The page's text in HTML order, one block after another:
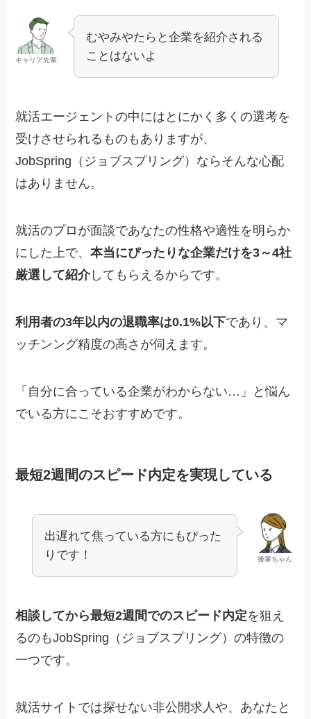
キャリア先輩
むやみやたらと企業を紹介される
ことはないよ
就活エージェントの中にはとにかく多くの選考を
受けさせられるものもありますが、
JobSpring（ジョブスプリング）ならそんな心配
はありません。
就活のプロが面談であなたの性格や適性を明らか
にした上で、本当にぴったりな企業だけを3～4社
厳選して紹介してもらえるからです。
利用者の3年以内の退職率は0.1%以下であり、マ
ッチンング精度の高さが伺えます。
「自分に合っている企業がわからない…」と悩ん
でいる方にこそおすすめです。
最短2週間のスピード内定を実現している
後輩ちゃん
出遅れて焦っている方にもぴった
りです！
相談してから最短2週間でのスピード内定を狙え
るのもJobSpring（ジョブスプリング）の特徴の
一つです。
就活サイトでは探せない非公開求人や、あなたと